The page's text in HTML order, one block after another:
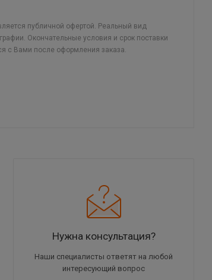
публичной офертой. Реальный вид
Окончательные условия и срок поставки
с Вами после оформления заказа.
Нужна консультация?
Наши специалисты ответят на любой
интересующий вопрос